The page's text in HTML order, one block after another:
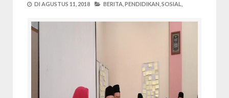
DI AGUSTUS 11, 2018 BERITA, PENDIDIKAN, SOSIAL,